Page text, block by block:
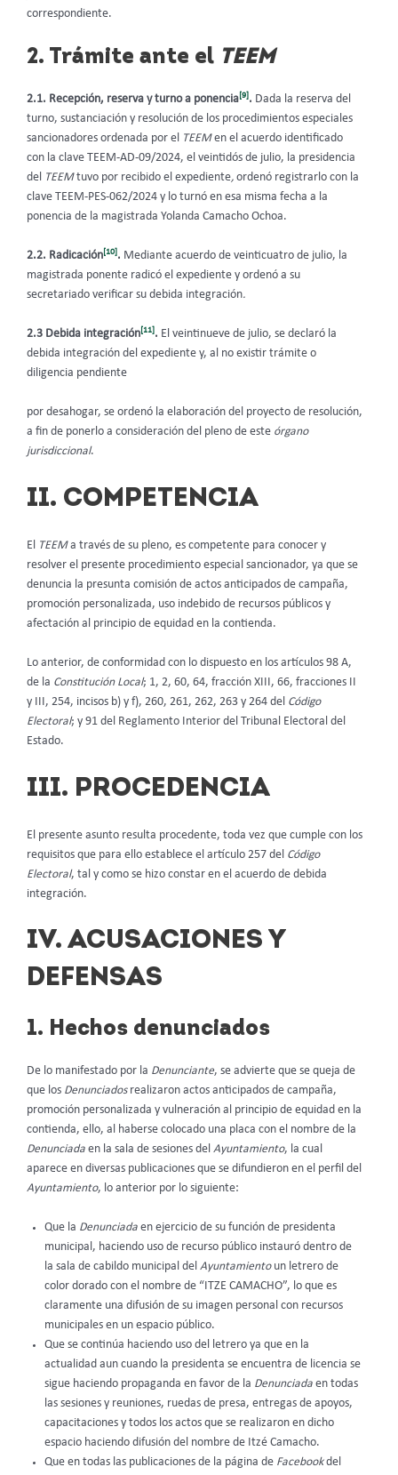
correspondiente.
2. Trámite ante el TEEM
2.1. Recepción, reserva y turno a ponencia[9]. Dada la reserva del
turno, sustanciación y resolución de los procedimientos especiales
sancionadores ordenada por el
TEEMen el acuerdo identificado
con la clave TEEM-AD-09/2024, el veintidós de julio, la presidencia
del
TEEMtuvo por recibido el expediente, ordenó registrarlo con la
clave TEEM-PES-062/2024 y lo turnó en esa misma fecha a la
ponencia de la magistrada Yolanda Camacho Ochoa.
2.2. Radicación[10]. Mediante acuerdo de veinticuatro de julio, la
magistrada ponente radicó el expediente y ordenó a su
secretariado verificar su debida integración.
2.3 Debida integración[11]. El veintinueve de julio, se declaró la
debida integración del expediente y, al no existir trámite o
diligencia pendiente
por desahogar, se ordenó la elaboración del proyecto de resolución,
a fin de ponerlo a consideración del pleno de este órgano
jurisdiccional.
II. COMPETENCIA
El TEEMa través de su pleno, es competente para conocer y
resolver el presente procedimiento especial sancionador, ya que se
denuncia la presunta comisión de actos anticipados de campaña,
promoción personalizada, uso indebido de recursos públicos y
afectación al principio de equidad en la contienda.
Lo anterior, de conformidad con lo dispuesto en los artículos 98 A,
de la Constitución Local; 1, 2, 60, 64, fracción XIII, 66, fracciones II
y III, 254, incisos b) y f), 260, 261, 262, 263 y 264 del Código
Electoral; y 91 del Reglamento Interior del Tribunal Electoral del
Estado.
III. PROCEDENCIA
El presente asunto resulta procedente, toda vez que cumple con los
requisitos que para ello establece el artículo 257 del Código
Electoral, tal y como se hizo constar en el acuerdo de debida
integración.
IV. ACUSACIONES Y
DEFENSAS
1. Hechos denunciados
De lo manifestado por la Denunciante, se advierte que se queja de
que los Denunciados realizaron actos anticipados de campaña,
promoción personalizada y vulneración al principio de equidad en la
contienda, ello, al haberse colocado una placa con el nombre de la
Denunciada en la sala de sesiones del Ayuntamiento, la cual
aparece en diversas publicaciones que se difundieron en el perfil del
Ayuntamiento, lo anterior por lo siguiente:
Que la Denunciada en ejercicio de su función de presidenta
municipal, haciendo uso de recurso público instauró dentro de
la sala de cabildo municipal del Ayuntamiento un letrero de
color dorado con el nombre de “ITZE CAMACHO”, lo que es
claramente una difusión de su imagen personal con recursos
municipales en un espacio público.
Que se continúa haciendo uso del letrero ya que en la
actualidad aun cuando la presidenta se encuentra de licencia se
sigue haciendo propaganda en favor de la Denunciada en todas
las sesiones y reuniones, ruedas de presa, entregas de apoyos,
capacitaciones y todos los actos que se realizaron en dicho
espacio haciendo difusión del nombre de Itzé Camacho.
Que en todas las publicaciones de la página de Facebookdel